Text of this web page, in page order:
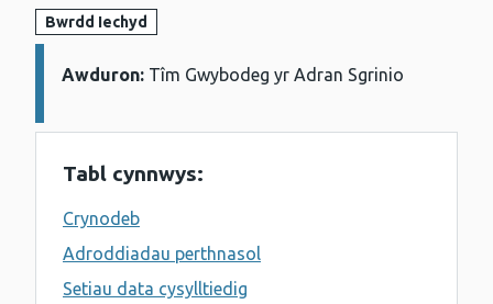
Bwrdd Iechyd
Manylion:
Awduron: Tîm Gwybodeg yr Adran Sgrinio
Tabl cynnwys:
Crynodeb
Adroddiadau perthnasol
Setiau data cysylltiedig